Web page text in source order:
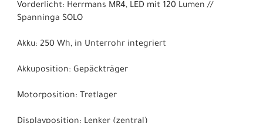
Vorderlicht: Herrmans MR4, LED mit 120 Lumen //
Spanninga SOLO
Akku: 250 Wh, in Unterrohr integriert
Akkuposition: Gepäckträger
Motorposition: Tretlager